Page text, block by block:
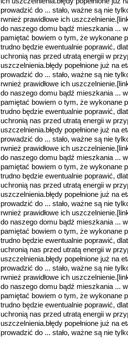
prowadzić do ... stało, ważne są nie
rwnież prawidłowe ich
do naszego domu bądź mieszkania ...
pamiętać bowiem o tym, że wykonane
trudno będzie ewentualnie poprawić,
uchronią nas przed utratą energii w
uszczelnienia.błędy popełnione już na
prowadzić do ... stało, ważne są nie
rwnież prawidłowe ich
do naszego domu bądź mieszkania ...
pamiętać bowiem o tym, że wykonane
trudno będzie ewentualnie poprawić,
uchronią nas przed utratą energii w
uszczelnienia.błędy popełnione już na
prowadzić do ... stało, ważne są nie
rwnież prawidłowe ich
do naszego domu bądź mieszkania ...
pamiętać bowiem o tym, że wykonane
trudno będzie ewentualnie poprawić,
uchronią nas przed utratą energii w
uszczelnienia.błędy popełnione już na
prowadzić do ... stało, ważne są nie
rwnież prawidłowe ich
do naszego domu bądź mieszkania ...
pamiętać bowiem o tym, że wykonane
trudno będzie ewentualnie poprawić,
uchronią nas przed utratą energii w
uszczelnienia.błędy popełnione już na
prowadzić do ... stało, ważne są nie
rwnież prawidłowe ich
do naszego domu bądź mieszkania ...
pamiętać bowiem o tym, że wykonane
trudno będzie ewentualnie poprawić,
uchronią nas przed utratą energii w
uszczelnienia.błędy popełnione już na
prowadzić do ... stało, ważne są nie